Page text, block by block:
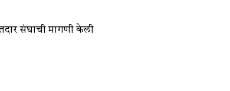
संघाची मागणी केली